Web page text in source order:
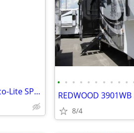
2012 Forest River Sport Surveyor Eco-Lite SP-295
• • • • • • • • • •
REDWOOD 3901WB
8/4